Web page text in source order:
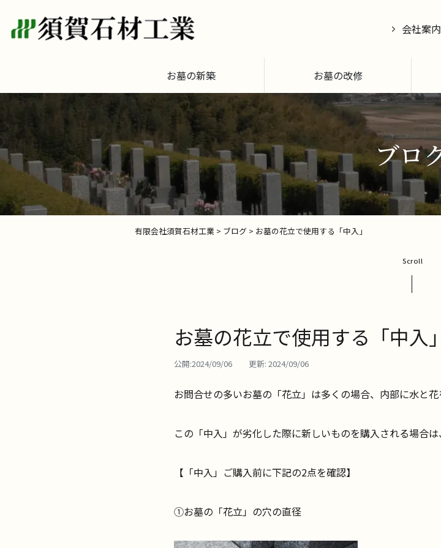
会社案内
お墓の新築 お墓の改修
ブロ
有限会社須賀石材工業 > ブログ > お墓の花立で使用する「中入」
Scroll
お墓の花立で使用する「中入」
公開:2024/09/06 更新: 2024/09/06
お問合せの多いお墓の「花立」は多くの場合、内部に水と
この「中入」が劣化した際に新しいものを購入される場合は
【「中入」ご購入前に下記の2点を確認】
①お墓の「花立」の穴の直径